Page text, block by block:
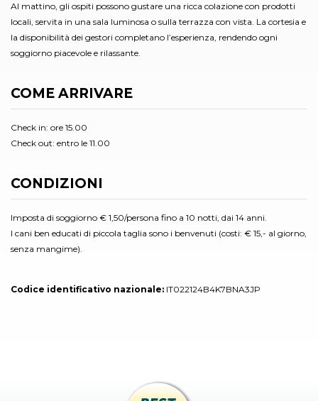
Al mattino, gli ospiti possono gustare una ricca colazione con prodotti
locali, servita in una sala luminosa o sulla terrazza con vista. La cortesia e
la disponibilità dei gestori completano l’esperienza, rendendo ogni
soggiorno piacevole e rilassante.
COME ARRIVARE
Check in: ore 15.00
Check out: entro le 11.00
CONDIZIONI
Imposta di soggiorno € 1,50/persona fino a 10 notti, dai 14 anni.
I cani ben educati di piccola taglia sono i benvenuti (costi: € 15,- al giorno,
senza mangime).
Codice identificativo nazionale: IT022124B4K7BNA3JP